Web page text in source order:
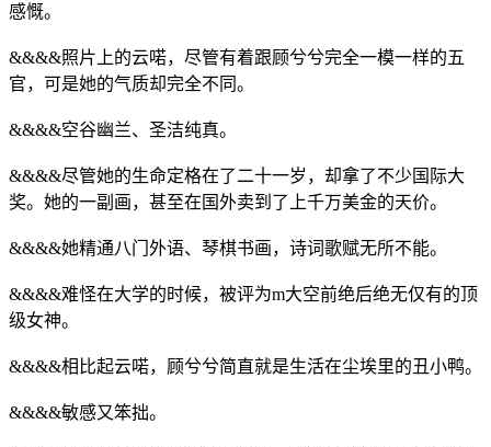
感慨。
&&&&照片上的云喏，尽管有着跟顾兮兮完全一模一样的五
官，可是她的气质却完全不同。
&&&&空谷幽兰、圣洁纯真。
&&&&尽管她的生命定格在了二十一岁，却拿了不少国际大
奖。她的一副画，甚至在国外卖到了上千万美金的天价。
&&&&她精通八门外语、琴棋书画，诗词歌赋无所不能。
&&&&难怪在大学的时候，被评为m大空前绝后绝无仅有的顶
级女神。
&&&&相比起云喏，顾兮兮简直就是生活在尘埃里的丑小鸭。
&&&&敏感又笨拙。